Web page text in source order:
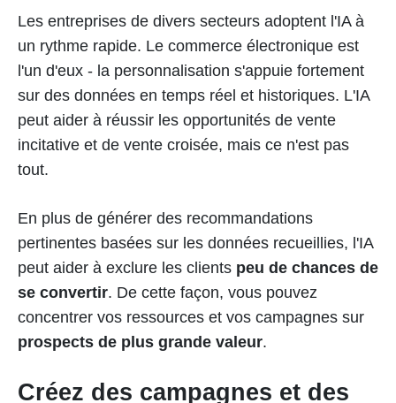
Les entreprises de divers secteurs adoptent l'IA à
un rythme rapide. Le commerce électronique est
l'un d'eux - la personnalisation s'appuie fortement
sur des données en temps réel et historiques. L'IA
peut aider à réussir les opportunités de vente
incitative et de vente croisée, mais ce n'est pas
tout.
En plus de générer des recommandations
pertinentes basées sur les données recueillies, l'IA
peut aider à exclure les clients peu de chances de
se convertir. De cette façon, vous pouvez
concentrer vos ressources et vos campagnes sur
prospects de plus grande valeur.
Créez des campagnes et des